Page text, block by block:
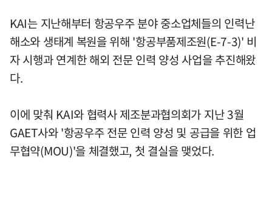
KAI는 지난해부터 항공우주 분야 중소업체들의 인력난
해소와 생태계 복원을 위해 '항공부품제조원(E-7-3)' 비
자 시행과 연계한 해외 전문 인력 양성 사업을 추진해왔
다.
이에 맞춰 KAI와 협력사 제조분과협의회가 지난 3월
GAET사와 '항공우주 전문 인력 양성 및 공급을 위한 업
무협약(MOU)'을 체결했고, 첫 결실을 맺었다.